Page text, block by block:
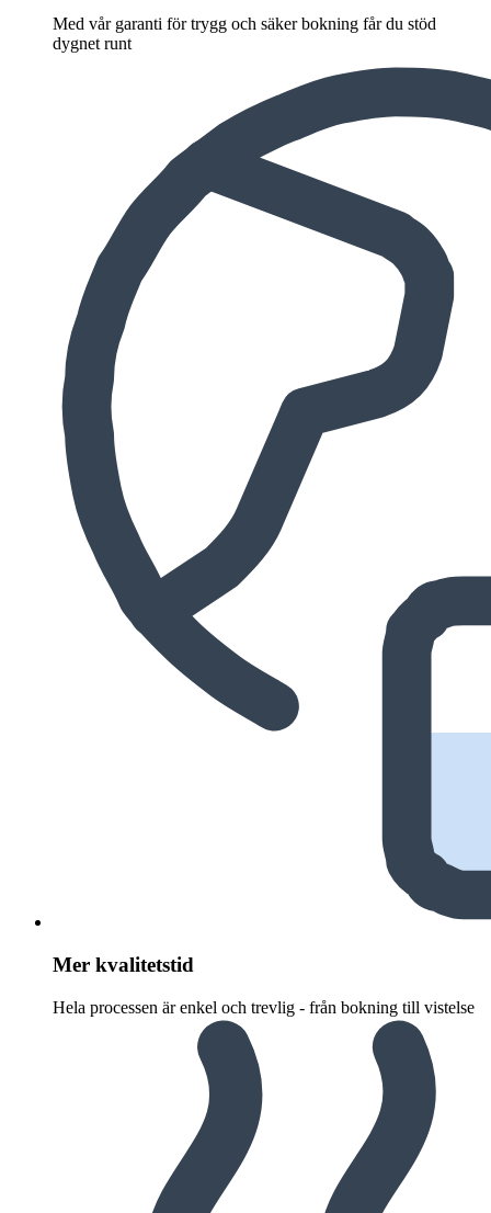
Med vår garanti för trygg och säker bokning får du stöd
dygnet runt
Mer kvalitetstid
Hela processen är enkel och trevlig - från bokning till vistelse